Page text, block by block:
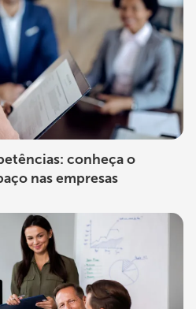
conheça o
nas empresas